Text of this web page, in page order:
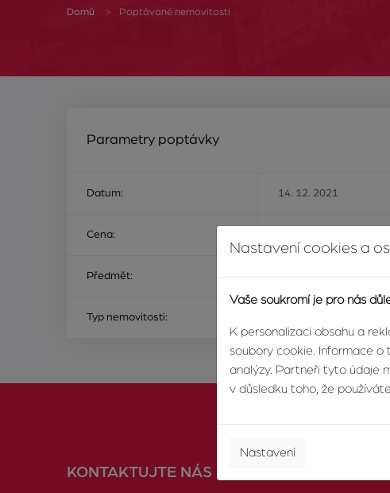
Domů Poptávané nemovitosti
Parametry poptávky
Datum: 14. 12. 2021
Cena:
Předmět: ke koupi
Typ nemovitosti:
KONTAKTUJTE NÁS
Nastavení cookies a
Vaše soukromí je pro nás
K personalizaci obsahu a
soubory cookie. Informace o
analýzy. Partneři tyto údaje
v důsledku toho, že
Nastavení